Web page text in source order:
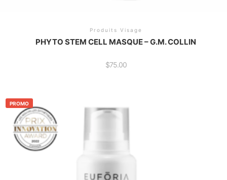
Produits Visage
PHYTO STEM CELL MASQUE – G.M. COLLIN
$75.00
PROMO